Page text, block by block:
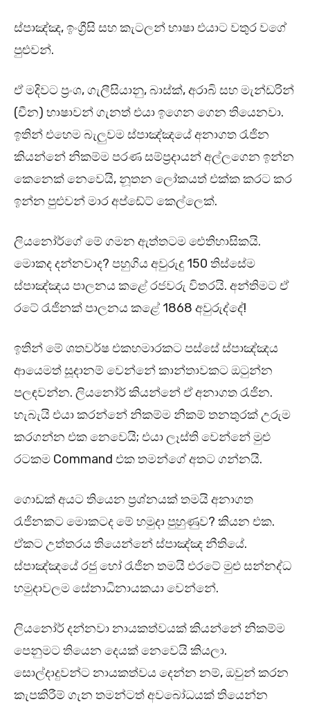
ස්පාඤ්ඤ, ඉංග්‍රීසි සහ කැටලන් භාෂා එයාට වතුර වගේ
පුළුවන්.
ඒ මදිවට ප්‍රංශ, ගැලීසියානු, බාස්ක්, අරාබි සහ මැන්ඩරින්
(චීන) භාෂාවන් ගැනත් එයා ඉගෙන ගෙන තියෙනවා.
ඉතින් එහෙම බැලුවම ස්පාඤ්ඤයේ අනාගත රැජින
කියන්නේ නිකම්ම පරණ සම්ප්‍රදායන් අල්ලගෙන ඉන්න
කෙනෙක් නෙවෙයි, නූතන ලෝකයත් එක්ක කරට කර
ඉන්න පුළුවන් මාර අප්ඩේට් කෙල්ලෙක්.
ලියනෝර්ගේ මේ ගමන ඇත්තටම ඓතිහාසිකයි.
මොකද දන්නවාද? පහුගිය අවුරුදු 150 තිස්සේම
ස්පාඤ්ඤය පාලනය කළේ රජවරු විතරයි. අන්තිමට ඒ
රටේ රැජිනක් පාලනය කළේ 1868 අවුරුද්දේ!
ඉතින් මේ ශතවර්ෂ එකහමාරකට පස්සේ ස්පාඤ්ඤය
ආයෙමත් සූදානම් වෙන්නේ කාන්තාවකට ඔටුන්න
පලඳවන්න. ලියනෝර් කියන්නේ ඒ අනාගත රැජින.
හැබැයි එයා කරන්නේ නිකම්ම නිකම් තනතුරක් උරුම
කරගන්න එක නෙවෙයි; එයා ලෑස්ති වෙන්නේ මුළු
රටකම Command එක තමන්ගේ අතට ගන්නයි.
ගොඩක් අයට තියෙන ප්‍රශ්නයක් තමයි අනාගත
රැජිනකට මොකටද මේ හමුදා පුහුණුව? කියන එක.
ඒකට උත්තරය තියෙන්නේ ස්පාඤ්ඤ නීතියේ.
ස්පාඤ්ඤයේ රජු හෝ රැජින තමයි එරටේ මුළු සන්නද්ධ
හමුදාවලම සේනාධිනායකයා වෙන්නේ.
ලියනෝර් දන්නවා නායකත්වයක් කියන්නේ නිකම්ම
පෙනුමට තියෙන දෙයක් නෙවෙයි කියලා.
සොල්දාදුවන්ට නායකත්වය දෙන්න නම්, ඔවුන් කරන
කැපකිරීම් ගැන තමන්ටත් අවබෝධයක් තියෙන්න